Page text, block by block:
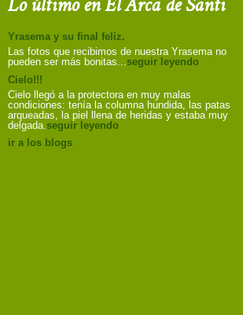
Yrasema y su final feliz.
Las fotos que recibimos de nuestra Yrasema no
pueden ser más bonitas...seguir leyendo
Cielo!!!
Cielo llegó a la protectora en muy malas
condiciones: tenía la columna hundida, las patas
arqueadas, la piel llena de heridas y estaba muy
delgada.seguir leyendo
ir a los blogs